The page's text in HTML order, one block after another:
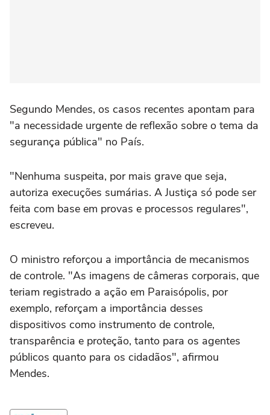
Segundo Mendes, os casos recentes apontam para
"a necessidade urgente de reflexão sobre o tema da
segurança pública" no País.
"Nenhuma suspeita, por mais grave que seja,
autoriza execuções sumárias. A Justiça só pode ser
feita com base em provas e processos regulares",
escreveu.
O ministro reforçou a importância de mecanismos
de controle. "As imagens de câmeras corporais, que
teriam registrado a ação em Paraisópolis, por
exemplo, reforçam a importância desses
dispositivos como instrumento de controle,
transparência e proteção, tanto para os agentes
públicos quanto para os cidadãos", afirmou
Mendes.